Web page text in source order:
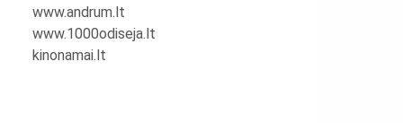
www.andrum.lt
www.1000odiseja.lt
kinonamai.lt